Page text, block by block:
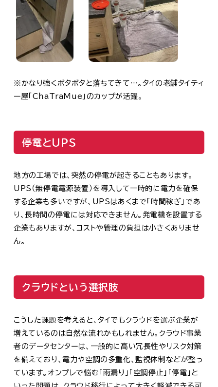
※かなり強くボタボタと落ちてきて…。タイの老舗タイティ
ー屋「ChaTraMue」のカップが活躍。
停電とUPS
地方の工場では、突然の停電が起きることもあります。
UPS（無停電電源装置）を導入して一時的に電力を確保
する企業も多いですが、UPSはあくまで「時間稼ぎ」であ
り、長時間の停電には対応できません。発電機を設置する
企業もありますが、コストや管理の負担は小さくありませ
ん。
クラウドという選択肢
こうした課題を考えると、タイでもクラウドを選ぶ企業が
増えているのは自然な流れかもしれません。クラウド事業
者のデータセンターは、一般的に高い冗長性やリスク対策
を備えており、電力や空調の多重化、監視体制などが整っ
ています。オンプレで悩む「雨漏り」「空調停止」「停電」と